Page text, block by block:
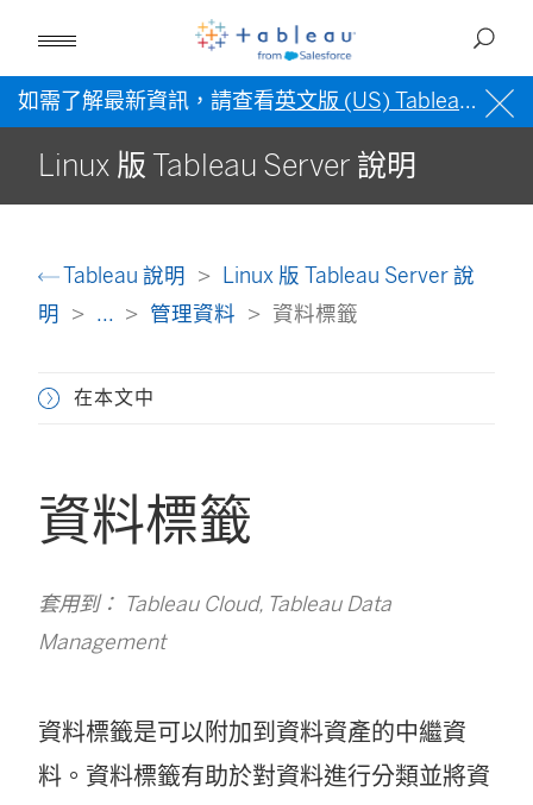
如需了解最新資訊，請查看英文版 (US) Tableau 說明
Linux 版 Tableau Server 說明
Tableau 說明
Linux 版 Tableau Server 說
明
... 管理資料 資料標籤
在本文中
資料標籤
套用到： Tableau Cloud, Tableau Data
Management
資料標籤是可以附加到資料資產的中繼資
料。資料標籤有助於對資料進行分類並將資